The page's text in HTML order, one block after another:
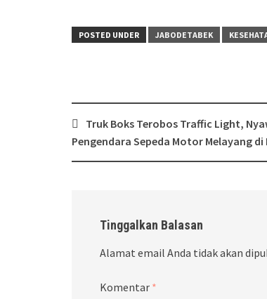
POSTED UNDER JABODETABEK
Post
navigation
Truk Boks Terobos Traffic Light,
Pengendara Sepeda Motor Melayang di
Tinggalkan Balasan
Alamat email Anda tidak akan
Komentar *